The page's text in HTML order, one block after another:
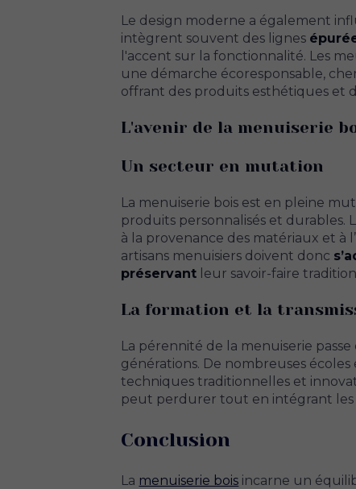
Le design moderne a également
intègrent souvent des lignes
l'accent sur la fonctionnalité. Les
une démarche écoresponsable,
offrant des produits esthétiques et
L'avenir de la menuiserie
Un secteur en mutation
La menuiserie bois est en pleine
produits personnalisés et durables.
à la provenance des matériaux et à
artisans menuisiers doivent donc
préservant leur savoir-faire
La formation et la
La pérennité de la menuiserie
générations. De nombreuses
techniques traditionnelles et
peut perdurer tout en intégrant les
Conclusion
La menuiserie bois incarne un